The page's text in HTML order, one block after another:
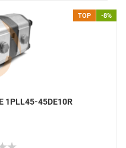
TOP -8%
1PLL45-45DE10R